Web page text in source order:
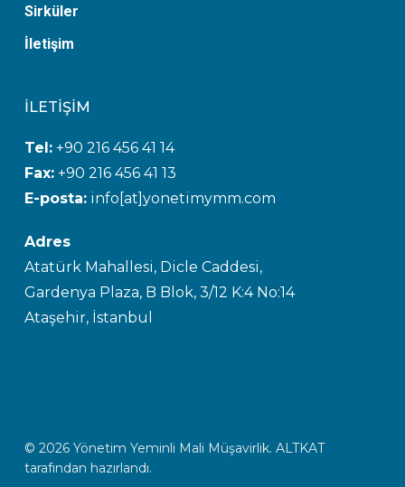
Sirküler
İletişim
İLETİŞİM
Tel: +90 216 456 41 14
Fax:+90 216 456 41 13
E-posta:info[at]yonetimymm.com
Adres
Atatürk Mahallesi, Dicle Caddesi,
Gardenya Plaza, B Blok, 3/12 K:4 No:14
Ataşehir, İstanbul
© 2026 Yönetim Yeminli Mali Müşavirlik. ALTKAT
tarafından hazırlandı.